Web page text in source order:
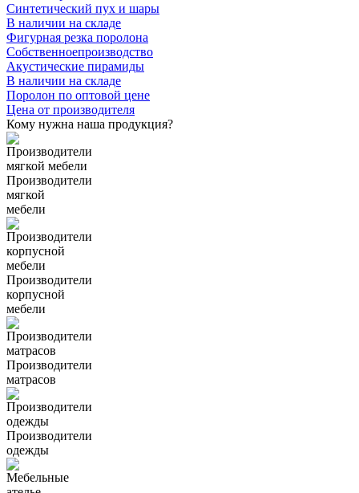
Синтетический пух и шары
В наличии на складе
Фигурная резка поролона
Собственноепроизводство
Акустические пирамиды
В наличии на складе
Поролон по оптовой цене
Цена от производителя
Кому нужна наша продукция?
Производители
мягкой
мебели
Производители
корпусной
мебели
Производители
матрасов
Производители
одежды